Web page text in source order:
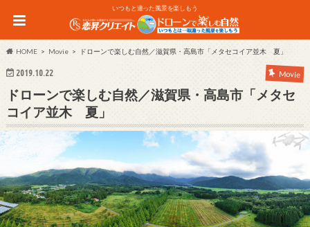
いつもと違った風景を楽しもう
HOME Movie ドローンで楽しむ自然／滋賀県・高島市「メタセコイア並木 夏」
2019.10.22 Movie
ドローンで楽しむ自然／滋賀県・高島市「メタセ
コイア並木 夏」